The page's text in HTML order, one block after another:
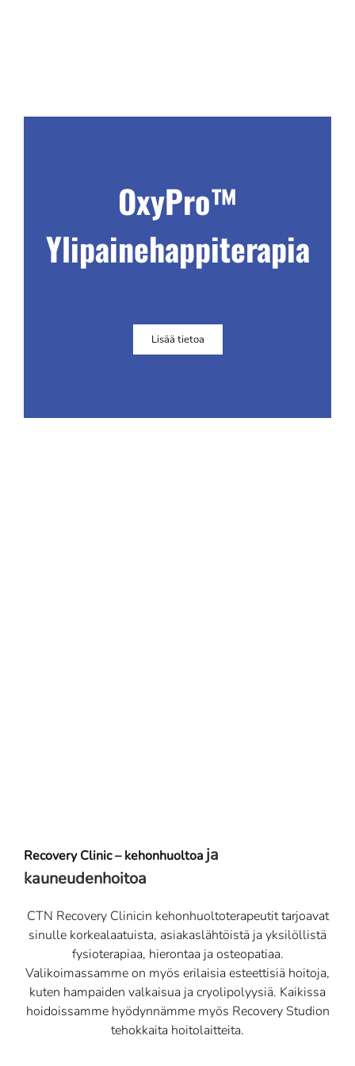
OxyPro™
Ylipainehappiterapia
Lisää tietoa
Recovery Clinic – kehonhuoltoa ja
kauneudenhoitoa
CTN Recovery Clinicin kehonhuoltoterapeutit tarjoavat
sinulle korkealaatuista, asiakaslähtöistä ja yksilöllistä
fysioterapiaa, hierontaa ja osteopatiaa.
Valikoimassamme on myös erilaisia esteettisiä hoitoja,
kuten hampaiden valkaisua ja cryolipolyysiä. Kaikissa
hoidoissamme hyödynnämme myös Recovery Studion
tehokkaita hoitolaitteita.